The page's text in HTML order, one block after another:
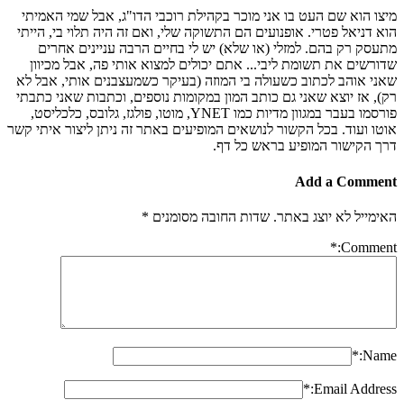
מיצו הוא שם העט בו אני מוכר בקהילת רוכבי הדו"ג, אבל שמי האמיתי
הוא דניאל פטרי. אופנועים הם התשוקה שלי, ואם זה היה תלוי בי, הייתי
מתעסק רק בהם. למזלי (או שלא) יש לי בחיים הרבה עניינים אחרים
שדורשים את תשומת ליבי... אתם יכולים למצוא אותי פה, אבל מכיוון
שאני אוהב לכתוב כשעולה בי המוזה (בעיקר כשמעצבנים אותי, אבל לא
רק), אז יוצא שאני גם כותב המון במקומות נוספים, וכתבות שאני כתבתי
פורסמו בעבר במגוון מדיות כמו YNET, מוטו, פולגז, גלובס, כלכליסט,
אוטו ועוד. בכל הקשור לנושאים המופיעים באתר זה ניתן ליצור איתי קשר
דרך הקישור המופיע בראש כל דף.
Add a Comment
האימייל לא יוצג באתר. שדות החובה מסומנים *
Comment:
*
Name:
*
Email Address:
*